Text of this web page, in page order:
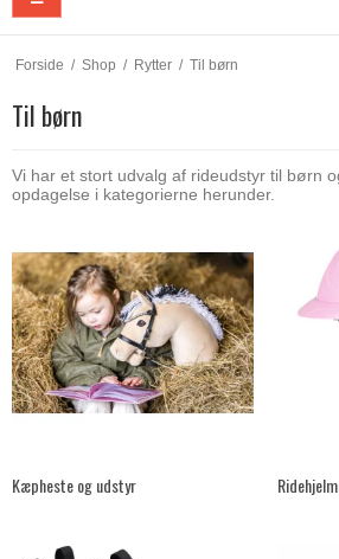
Forside / Shop / Rytter / Til børn
Til børn
Vi har et stort udvalg af rideudstyr til børn
opdagelse i kategorierne herunder.
Kæpheste og udstyr